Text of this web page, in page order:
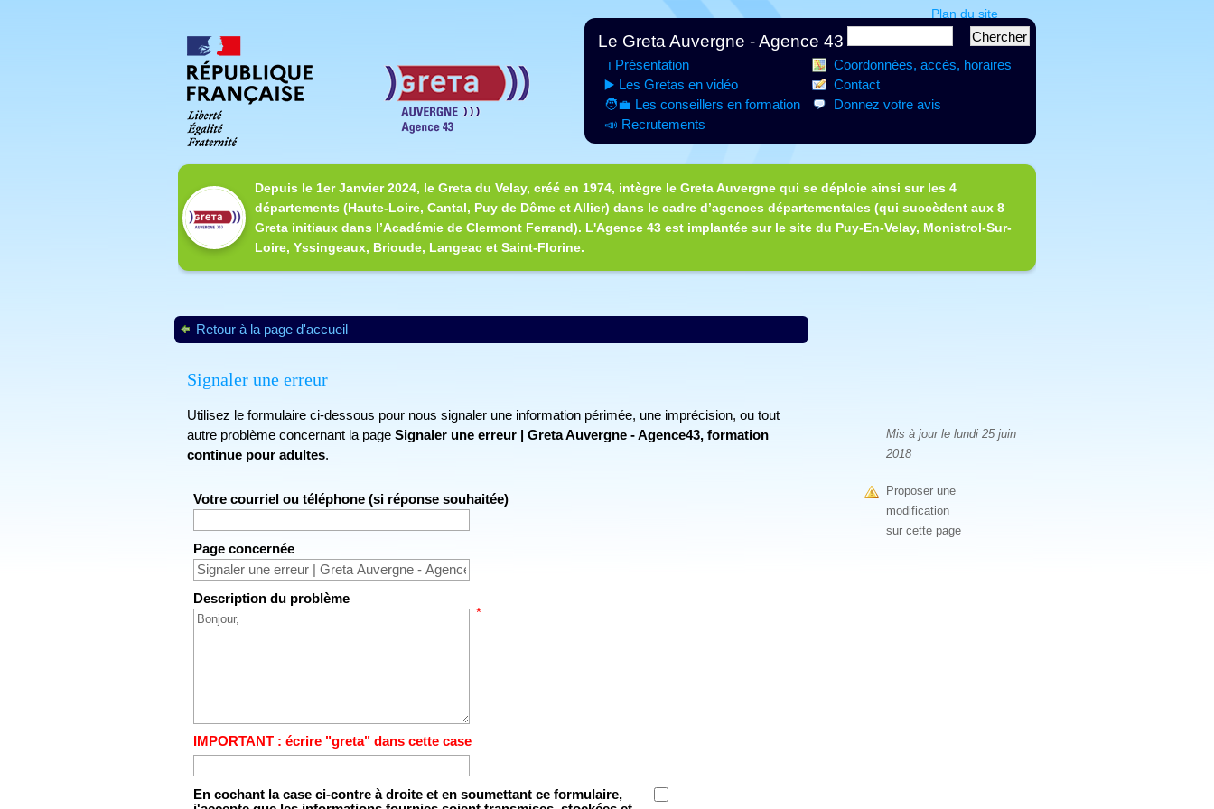
Plan du site
Le Greta Auvergne - Agence 43
ℹ️ Présentation
▶️ Les Gretas en vidéo
🧑‍💼 Les conseillers en formation
📣 Recrutements
Coordonnées, accès, horaires
Contact
Donnez votre avis
Depuis le 1er Janvier 2024, le Greta du Velay, créé en 1974, intègre le Greta Auvergne qui se déploie ainsi sur les 4
départements (Haute-Loire, Cantal, Puy de Dôme et Allier) dans le cadre d’agences départementales (qui succèdent aux 8
Greta initiaux dans l’Académie de Clermont Ferrand). L'Agence 43 est implantée sur le site du Puy-En-Velay, Monistrol-Sur-
Loire, Yssingeaux, Brioude, Langeac et Saint-Florine.
Retour à la page d'accueil
Signaler une erreur
Utilisez le formulaire ci-dessous pour nous signaler une information périmée, une imprécision, ou tout
autre problème concernant la page Signaler une erreur | Greta Auvergne - Agence43, formation
continue pour adultes.
Votre courriel ou téléphone (si réponse souhaitée)
Page concernée
Description du problème
*
IMPORTANT : écrire "greta" dans cette case
En cochant la case ci-contre à droite et en soumettant ce formulaire,
Mis à jour le lundi 25 juin
2018
Proposer une
modification
sur cette page